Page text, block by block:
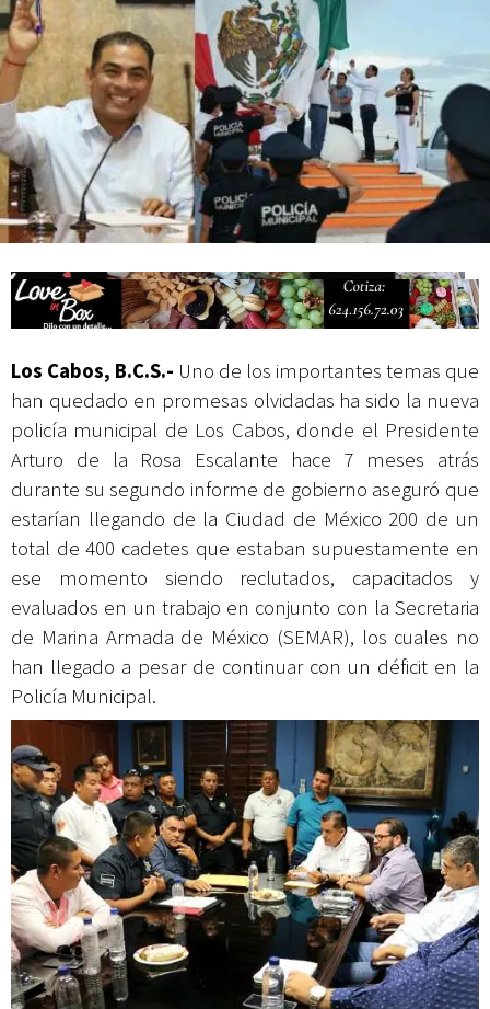
Campesina
Los Cabos, B.C.S.- Uno de los importantes temas que
han quedado en promesas olvidadas ha sido la nueva
policía municipal de Los Cabos, donde el Presidente
Arturo de la Rosa Escalante hace 7 meses atrás
durante su segundo informe de gobierno aseguró que
estarían llegando de la Ciudad de México 200 de un
total de 400 cadetes que estaban supuestamente en
ese momento siendo reclutados, capacitados y
evaluados en un trabajo en conjunto con la Secretaria
de Marina Armada de México (SEMAR), los cuales no
han llegado a pesar de continuar con un déficit en la
Policía Municipal.